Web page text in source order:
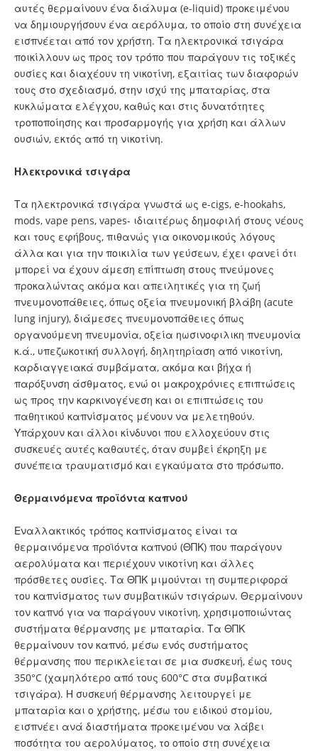
αυτές θερμαίνουν ένα διάλυμα (e-liquid) προκειμένου
να δημιουργήσουν ένα αερόλυμα, το οποίο στη συνέχεια
εισπνέεται από τον χρήστη. Τα ηλεκτρονικά τσιγάρα
ποικίλλουν ως προς τον τρόπο που παράγουν τις τοξικές
ουσίες και διαχέουν τη νικοτίνη, εξαιτίας των διαφορών
τους στο σχεδιασμό, στην ισχύ της μπαταρίας, στα
κυκλώματα ελέγχου, καθώς και στις δυνατότητες
τροποποίησης και προσαρμογής για χρήση και άλλων
ουσιών, εκτός από τη νικοτίνη.
Ηλεκτρονικά τσιγάρα
Τα ηλεκτρονικά τσιγάρα γνωστά ως e-cigs, e-hookahs,
mods, vape pens, vapes- ιδιαιτέρως δημοφιλή στους νέους
και τους εφήβους, πιθανώς για οικονομικούς λόγους
άλλα και για την ποικιλία των γεύσεων, έχει φανεί ότι
μπορεί να έχουν άμεση επίπτωση στους πνεύμονες
προκαλώντας ακόμα και απειλητικές για τη ζωή
πνευμονοπάθειες, όπως οξεία πνευμονική βλάβη (acute
lung injury), διάμεσες πνευμονοπάθειες όπως
οργανούμενη πνευμονία, οξεία ηωσινοφιλικη πνευμονία
κ.ά., υπεζωκοτική συλλογή, δηλητηρίαση από νικοτίνη,
καρδιαγγειακά συμβάματα, ακόμα και βήχα ή
παρόξυνση άσθματος, ενώ οι μακροχρόνιες επιπτώσεις
ως προς την καρκινογένεση και οι επιπτώσεις του
παθητικού καπνίσματος μένουν να μελετηθούν.
Υπάρχουν και άλλοι κίνδυνοι που ελλοχεύουν στις
συσκευές αυτές καθαυτές, όταν συμβεί έκρηξη με
συνέπεια τραυματισμό και εγκαύματα στο πρόσωπο.
Θερμαινόμενα προϊόντα καπνού
Εναλλακτικός τρόπος καπνίσματος είναι τα
θερμαινόμενα προϊόντα καπνού (ΘΠΚ) που παράγουν
αερολύματα και περιέχουν νικοτίνη και άλλες
πρόσθετες ουσίες. Τα ΘΠΚ μιμούνται τη συμπεριφορά
του καπνίσματος των συμβατικών τσιγάρων. Θερμαίνουν
τον καπνό για να παράγουν νικοτίνη, χρησιμοποιώντας
συστήματα θέρμανσης με μπαταρία. Τα ΘΠΚ
θερμαίνουν τον καπνό, μέσω ενός συστήματος
θέρμανσης που περικλείεται σε μια συσκευή, έως τους
350°C (χαμηλότερο από τους 600°C στα συμβατικά
τσιγάρα). Η συσκευή θέρμανσης λειτουργεί με
μπαταρία και ο χρήστης, μέσω του ειδικού στομίου,
εισπνέει ανά διαστήματα προκειμένου να λάβει
ποσότητα του αερολύματος, το οποίο στη συνέχεια